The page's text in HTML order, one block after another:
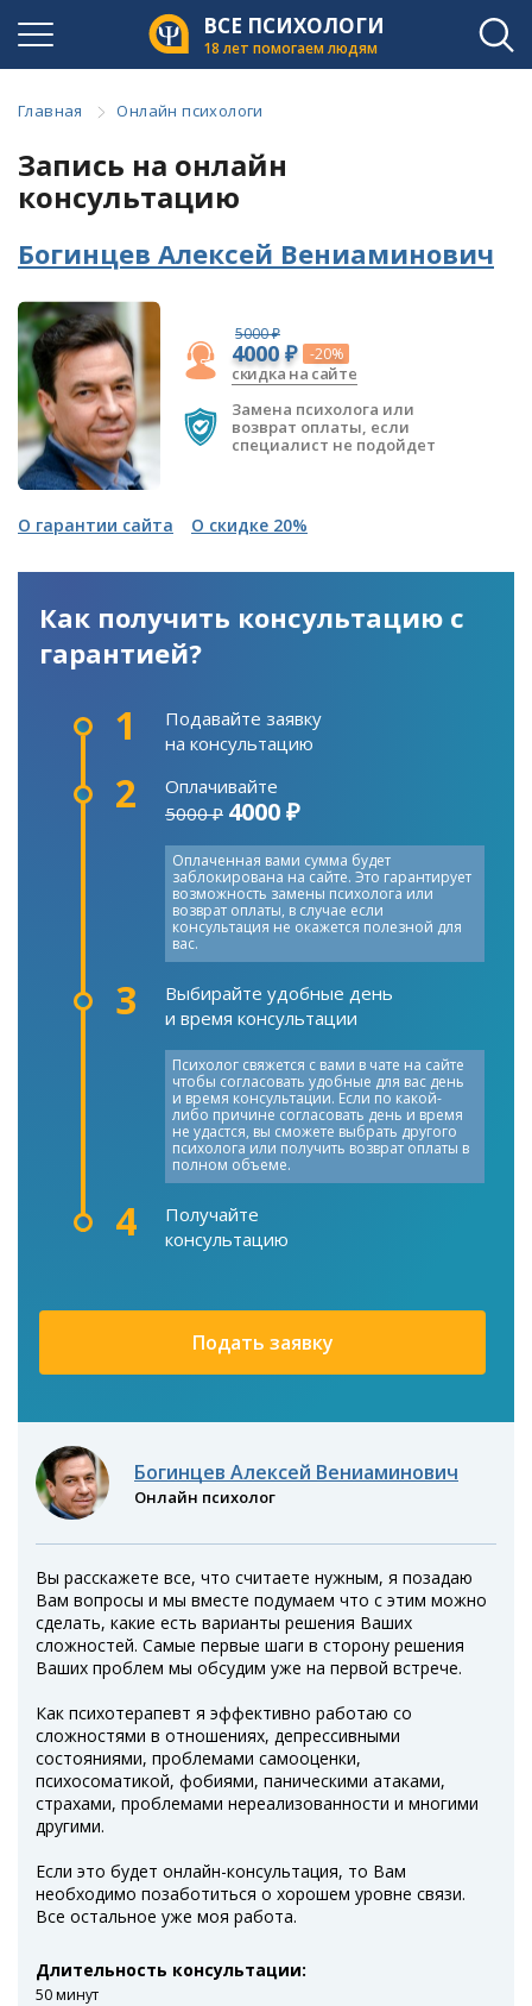
ВСЕ ПСИХОЛОГИ
18 лет помогаем людям
Главная Онлайн психологи
Запись на онлайн
консультацию
Богинцев Алексей Вениаминович
5000 ₽
4000 ₽ -20%
скидка на сайте
Замена психолога или
возврат оплаты, если
специалист не подойдет
О гарантии сайта О скидке 20%
Как получить консультацию с
гарантией?
1
Подавайте заявку
на консультацию
2
Оплачивайте
5000 ₽ 4000 ₽
Оплаченная вами сумма будет
заблокирована на сайте. Это гарантирует
возможность замены психолога или
возврат оплаты, в случае если
консультация не окажется полезной для
вас.
3
Выбирайте удобные день
и время консультации
Психолог свяжется с вами в чате на сайте
чтобы согласовать удобные для вас день
и время консультации. Если по какой-
либо причине согласовать день и время
не удастся, вы сможете выбрать другого
психолога или получить возврат оплаты в
полном объеме.
4
Получайте
консультацию
Подать заявку
Богинцев Алексей Вениаминович
Онлайн психолог
Вы расскажете все, что считаете нужным, я позадаю
Вам вопросы и мы вместе подумаем что с этим можно
сделать, какие есть варианты решения Ваших
сложностей. Самые первые шаги в сторону решения
Ваших проблем мы обсудим уже на первой встрече.
Как психотерапевт я эффективно работаю со
сложностями в отношениях, депрессивными
состояниями, проблемами самооценки,
психосоматикой, фобиями, паническими атаками,
страхами, проблемами нереализованности и многими
другими.
Если это будет онлайн-консультация, то Вам
необходимо позаботиться о хорошем уровне связи.
Все остальное уже моя работа.
Длительность консультации:
50 минут